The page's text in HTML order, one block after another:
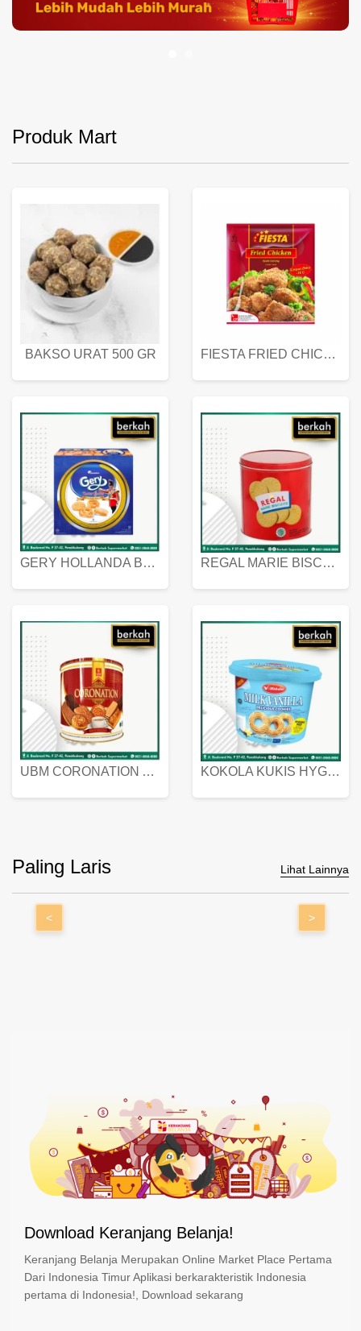
Produk Mart
BAKSO URAT 500 GR FIESTA FRIED CHICKEN 500 GR
GERY HOLLANDA BUTTER COOKIES 450 GRAM REGAL MARIE BISCUIT KALENG 550 GRAM
UBM CORONATION ASSORTED BISKUIT KALENG 450 GRAM KOKOLA KUKIS HYGIENIC MILK VANILLA PACK 320 GR
Paling Laris Lihat Lainnya
< >
Download Keranjang Belanja!
Keranjang Belanja Merupakan Online Market Place Pertama
Dari Indonesia Timur Aplikasi berkarakteristik Indonesia
pertama di Indonesia!, Download sekarang